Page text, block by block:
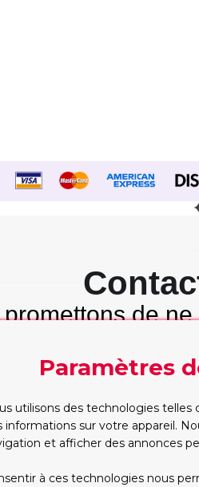
de
Etre rappelé
Trop occupé pour
appeler? Partagez vos
contacts, nous vous
rappellerons
Paramètres
utilisons des technologies telles
informations sur votre appareil.
et afficher des annonces
à ces technologies nous